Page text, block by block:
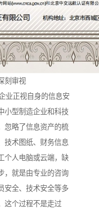
刻审视
业正视自身的信息安
小型制造企业和科技
忽略了信息资产的梳
技术图纸、财务信息
个人电脑或云端，缺
，就是由专业的咨询
安全、技术安全等多
这个过程不是走过